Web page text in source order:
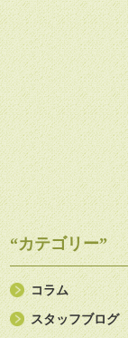
“カテゴリー”
コラム
スタッフブログ